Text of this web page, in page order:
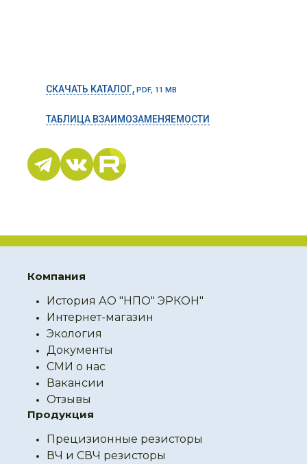
СКАЧАТЬ КАТАЛОГ, PDF, 11 MB
ТАБЛИЦА ВЗАИМОЗАМЕНЯЕМОСТИ
Компания
История АО "НПО" ЭРКОН"
Интернет-магазин
Экология
Документы
СМИ о нас
Вакансии
Отзывы
Продукция
Прецизионные резисторы
ВЧ и СВЧ резисторы